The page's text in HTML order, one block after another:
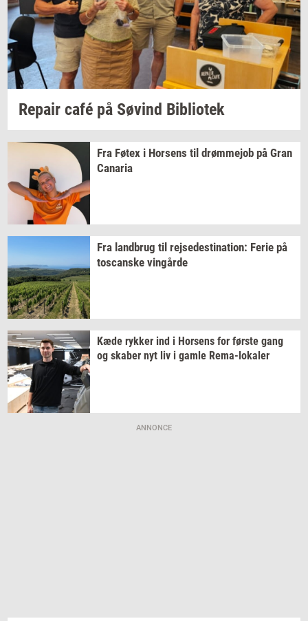
Re­pair café på Søvind Bi­bli­o­tek
Fra Føtex i Hor­sens til drømm­ejob på Gran
Ca­na­ria
Fra land­brug til rej­se­desti­na­tion: Ferie på
toscan­ske vin­går­de
Kæde ryk­ker ind i Hor­sens for før­ste gang
og ska­ber nyt liv i gamle Rema-​lokaler
ANNONCE